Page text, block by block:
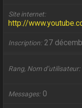
Site internet
http://
Inscription 27
Rang, Nom d’utilisateur
Messages 0